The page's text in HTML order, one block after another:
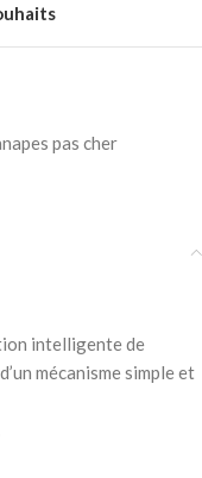
pas cher
intelligente de
mécanisme simple et